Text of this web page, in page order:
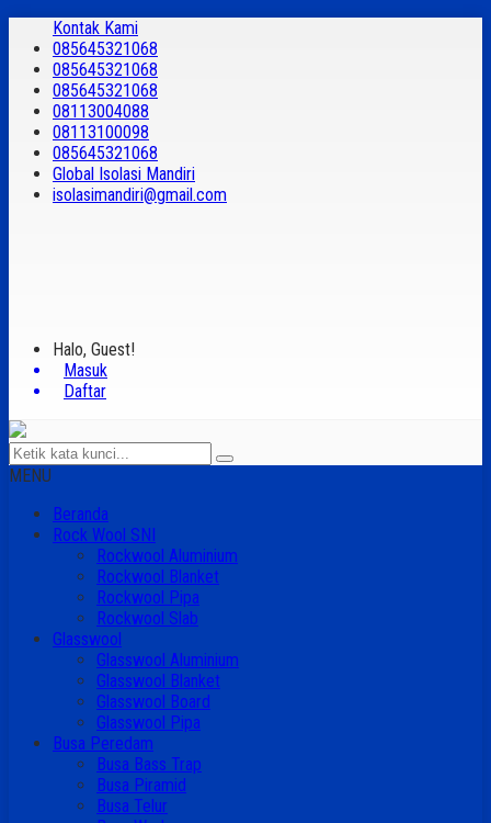
Kontak Kami
085645321068
085645321068
085645321068
08113004088
08113100098
085645321068
Global Isolasi Mandiri
isolasimandiri@gmail.com
Halo, Guest!
Masuk
Daftar
MENU
Beranda
Rock Wool SNI
Rockwool Aluminium
Rockwool Blanket
Rockwool Pipa
Rockwool Slab
Glasswool
Glasswool Aluminium
Glasswool Blanket
Glasswool Board
Glasswool Pipa
Busa Peredam
Busa Bass Trap
Busa Piramid
Busa Telur